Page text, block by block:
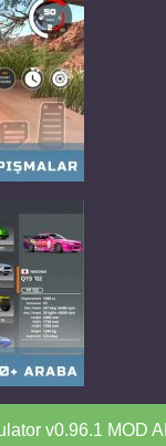
v0.96.1 MOD